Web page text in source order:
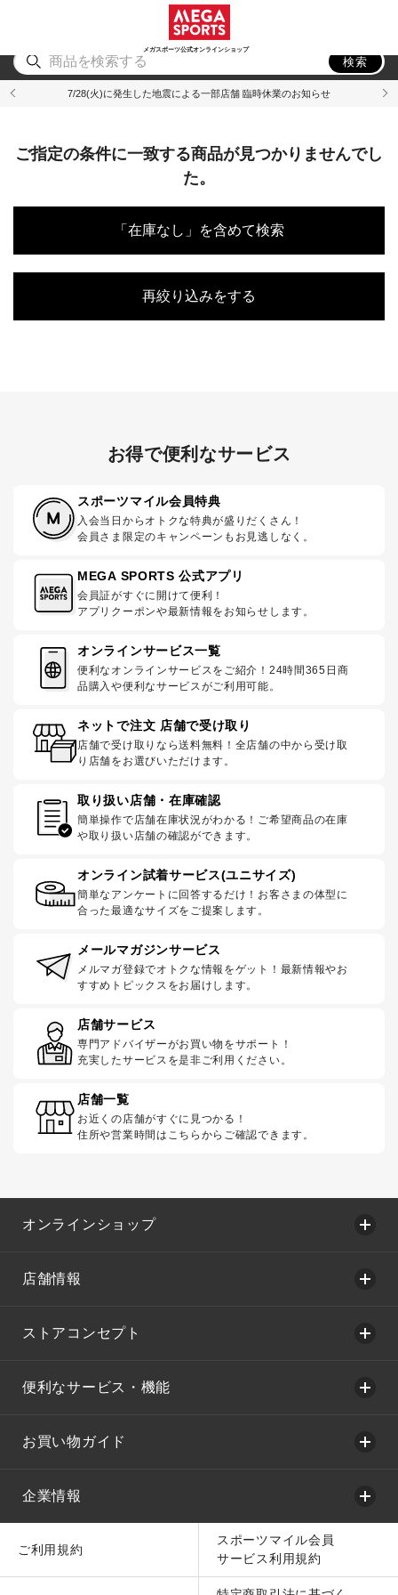
メガスポーツ公式オンラインショップ
アウトドア
検索
7/28(火)に発生した地震による一部店舗 臨時休業のお知らせ
ご指定の条件に一致する商品が見つかりませんでし
た。
「在庫なし」を含めて検索
再絞り込みをする
お得で便利なサービス
スポーツマイル会員特典
入会当日からオトクな特典が盛りだくさん！
会員さま限定のキャンペーンもお見逃しなく。
MEGA SPORTS 公式アプリ
会員証がすぐに開けて便利！
アプリクーポンや最新情報をお知らせします。
オンラインサービス一覧
便利なオンラインサービスをご紹介！24時間365日商
品購入や便利なサービスがご利用可能。
ネットで注文 店舗で受け取り
店舗で受け取りなら送料無料！全店舗の中から受け取
り店舗をお選びいただけます。
取り扱い店舗・在庫確認
簡単操作で店舗在庫状況がわかる！ご希望商品の在庫
や取り扱い店舗の確認ができます。
オンライン試着サービス(ユニサイズ)
簡単なアンケートに回答するだけ！お客さまの体型に
合った最適なサイズをご提案します。
メールマガジンサービス
メルマガ登録でオトクな情報をゲット！最新情報やお
すすめトピックスをお届けします。
店舗サービス
専門アドバイザーがお買い物をサポート！
充実したサービスを是非ご利用ください。
店舗一覧
お近くの店舗がすぐに見つかる！
住所や営業時間はこちらからご確認できます。
オンラインショップ
店舗情報
ストアコンセプト
便利なサービス・機能
お買い物ガイド
企業情報
ご利用規約
スポーツマイル会員
サービス利用規約